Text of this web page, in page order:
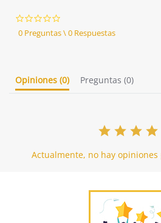
star
rating
0 Preguntas \ 0 Respuestas
Opiniones (0) Preguntas (0)
Actualmente, no hay